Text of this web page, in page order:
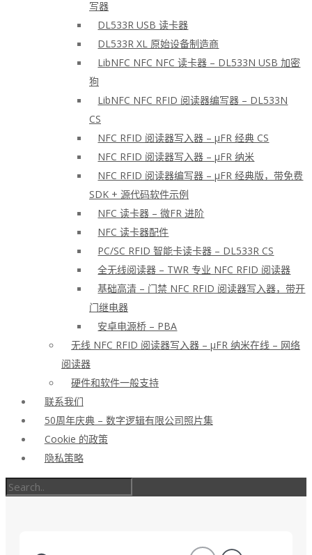
写器
DL533R USB 读卡器
DL533R XL 原始设备制造商
LibNFC NFC NFC 读卡器 – DL533N USB 加密
狗
LibNFC NFC RFID 阅读器编写器 – DL533N
CS
NFC RFID 阅读器写入器 – μFR 经典 CS
NFC RFID 阅读器写入器 – μFR 纳米
NFC RFID 阅读器编写器 – μFR 经典版，带免费
SDK + 源代码软件示例
NFC 读卡器 – 微FR 进阶
NFC 读卡器配件
PC/SC RFID 智能卡读卡器 – DL533R CS
全无线阅读器 – TWR 专业 NFC RFID 阅读器
基础高清 – 门禁 NFC RFID 阅读器写入器，带开
门继电器
安卓电源桥 – PBA
无线 NFC RFID 阅读器写入器 – μFR 纳米在线 – 网络
阅读器
硬件和软件一般支持
联系我们
50周年庆典 – 数字逻辑有限公司照片集
Cookie 的政策
隐私策略